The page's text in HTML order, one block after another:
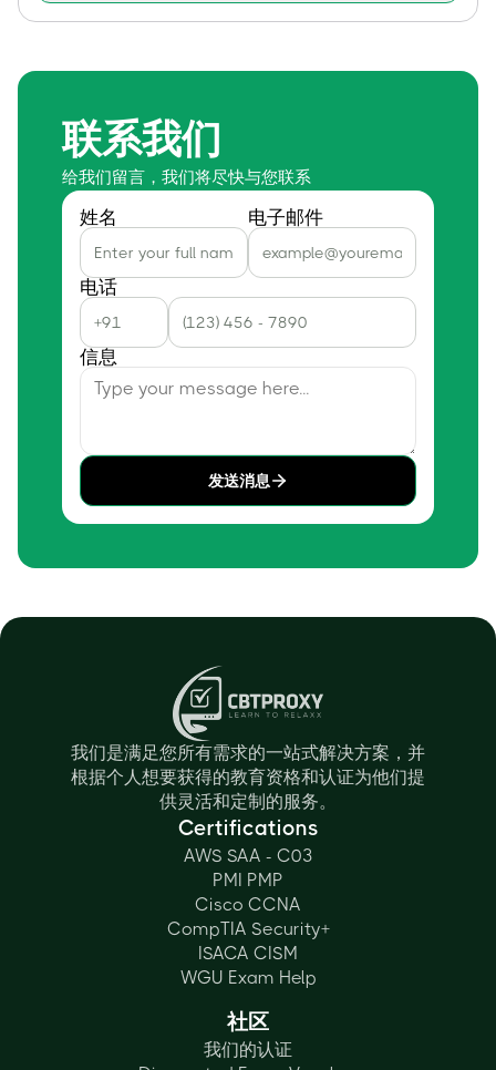
联系我们
给我们留言，我们将尽快与您联系
姓名 电子邮件
电话
信息
发送消息
我们是满足您所有需求的一站式解决方案，并
根据个人想要获得的教育资格和认证为他们提
供灵活和定制的服务。
Certifications
AWS SAA - C03
PMI PMP
Cisco CCNA
CompTIA Security+
ISACA CISM
WGU Exam Help
社区
我们的认证